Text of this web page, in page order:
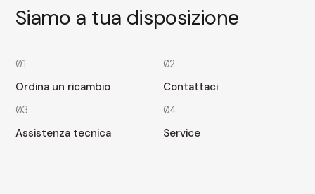
Siamo a tua disposizione
01
Ordina un ricambio
02
Contattaci
03
Assistenza tecnica
04
Service